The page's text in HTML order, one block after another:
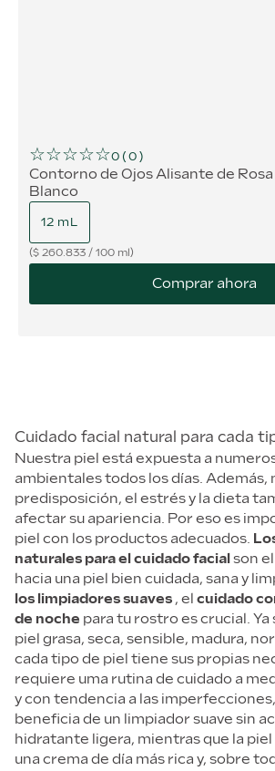
☆☆☆☆☆0 (0)
Contorno de Ojos Alisante de
Blanco
12 mL
$ 260.833 / 100 ml
Comprar ahora
Cuidado facial natural para cada
Nuestra piel está expuesta a
ambientales todos los días. Además,
predisposición, el estrés y la dieta
afectar su apariencia. Por eso es
piel con los productos adecuados.
naturales para el cuidado facialson
hacia una piel bien cuidada, sana y
los limpiadores suaves , el cuidado
de noche para tu rostro es crucial. Ya
piel grasa, seca, sensible, madura,
cada tipo de piel tiene sus propias
requiere uma rutina de cuidado a
y con tendencia a las
beneficia de un limpiador suave sin
hidratante ligera, mientras que la
una crema de día más rica y, sobre